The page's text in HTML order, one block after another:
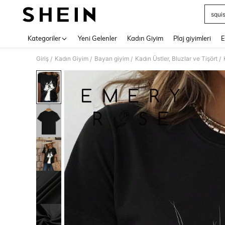
Kategoriler Yeni Gelenler Kadın Giyim Plaj giyimleri
Giriş / Kadın Giyim / Bayan giyim / Kadın Üstler, Bluzlar ve Tişört /